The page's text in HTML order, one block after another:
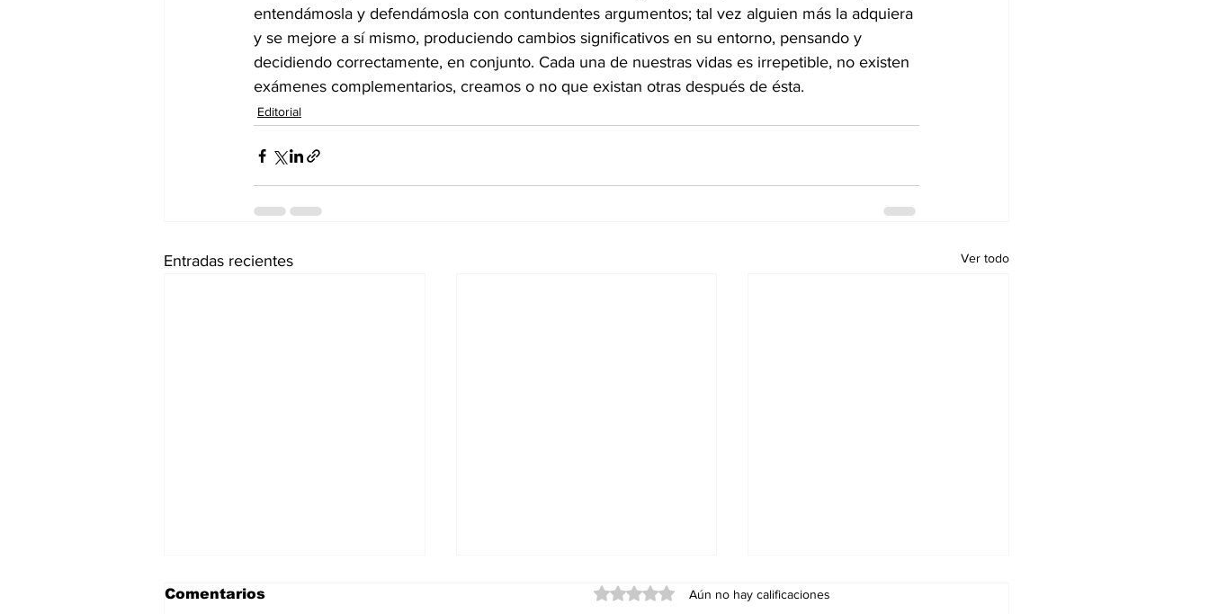
entendámosla y defendámosla con contundentes argumentos; tal vez alguien más la adquiera
y se mejore a sí mismo, produciendo cambios significativos en su entorno, pensando y
decidiendo correctamente, en conjunto. Cada una de nuestras vidas es irrepetible, no existen
exámenes complementarios, creamos o no que existan otras después de ésta.
Editorial
Entradas recientes Ver todo
Comentarios Obtuvo 0 de 5 estrellas.
Aún no hay calificaciones